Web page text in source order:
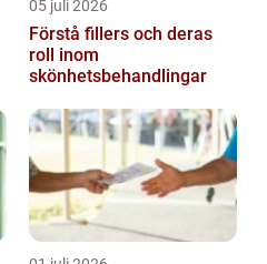
05 juli 2026
Förstå fillers och deras
roll inom
skönhetsbehandlingar